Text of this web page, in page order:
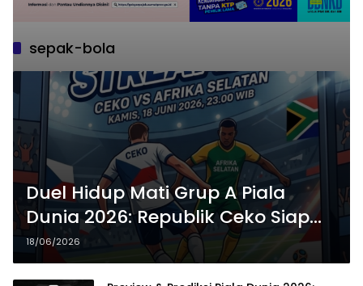
sepak-bola
Duel Hidup Mati Grup A Piala
Dunia 2026: Republik Ceko Siap
Redam Ambisi Afrika Selatan di
Atlanta
18/06/2026